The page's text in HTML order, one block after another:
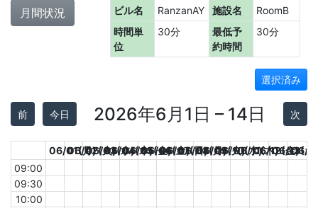
月間状況 ビル名 RanzanAY 施設名
RoomB
時間単
位
30分
最低予
約時間
30分
選択済み
前 今日 2026年6月1日 – 14日 次
06/01(月)
06/02(火)
06/03(水)
06/04(木)
06/05(金)
06/06(土)
06/07(日)
06/08(月)
06/09(火)
06/10(水)
06/11(木)
06/12(金)
06/13(土)
06/
09:00
09:30
10:00